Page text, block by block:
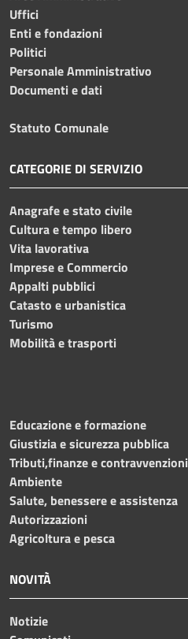
Uffici
Enti e fondazioni
Politici
Personale Amministrativo
Documenti e dati
Statuto Comunale
CATEGORIE DI SERVIZIO
Anagrafe e stato civile
Cultura e tempo libero
Vita lavorativa
Imprese e Commercio
Appalti pubblici
Catasto e urbanistica
Turismo
Mobilità e trasporti
Educazione e formazione
Giustizia e sicurezza pubblica
Tributi,finanze e contravvenzioni
Ambiente
Salute, benessere e assistenza
Autorizzazioni
Agricoltura e pesca
NOVITÀ
Notizie